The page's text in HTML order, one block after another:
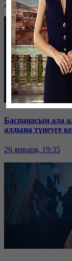
26 января, 19:36
Баспанасын ала
алдына түнеуге
26 января, 19:35